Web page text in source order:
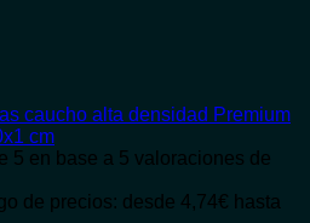
caucho alta densidad Premium
cm
5 en base a 5 valoraciones de
de precios: desde 4,74€ hasta